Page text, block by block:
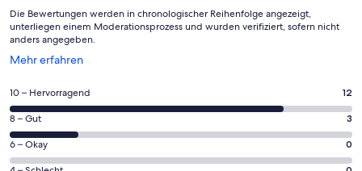
Die Bewertungen werden in chronologischer Reihenfolge angezeigt,
unterliegen einem Moderationsprozess und wurden verifiziert, sofern nicht
anders angegeben.
Mehr erfahren
Wird
einem
neuen
Fenster
geöffnet
12
von
insgesamt
15
Gästebewertungen
10 – Hervorragend 12
3
von
insgesamt
8 – Gut 3
0
von
6 – Okay 0